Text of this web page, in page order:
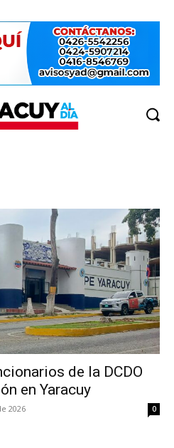
de la DCDO
en Yaracuy
2026 0